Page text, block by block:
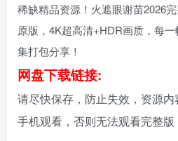
稀缺精品资源！火遮眼谢苗2026
原版，4K超高清+HDR画质，每
集打包分享！
网盘下载链接:
请尽快保存，防止失效，资源
手机观看，否则无法观看完整版